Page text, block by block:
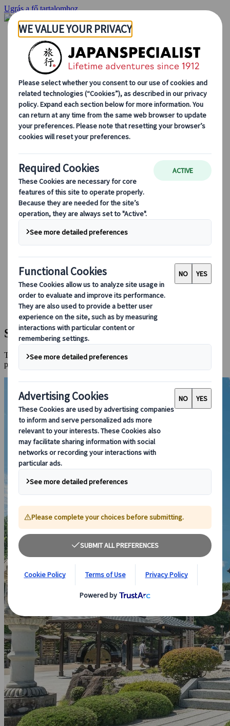
Ugrás a fő tartalomhoz
Kezdőlap
Ajánlatok
Egyéni utak
Csoportos körutazások
Egyéni autós ajánlatok
Kirándulások
Személyre szabott csoportos utazások
Japan Rail Pass
Így dolgozunk mi
Rólunk
Csapatunk
Csatlakozz csapatunkhoz
Utazási tippek évszakok szerint
Kihagyhatatlan látnivalók
Kulturális élmények
Gasztrokalandok
Japán felfedezése vonattal
Gyakori kérdések
Alapvető információk
Etikett Japánban
Vezetés Japánban
Foglalás rajtunk keresztül
Japan Rail Pass
Szállás
Online konzultáció
Japanspecialist
Látnivalók
Minden helyszín
Sendai
Sendai
Tanabata Fesztiváljáról híres északkeleti csomópont számtalan
parkkal